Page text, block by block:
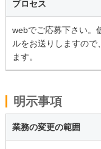
プロセス
webでご応募下さい。
ルをお送りしますの
ます。
明示事項
業務の変更の範囲